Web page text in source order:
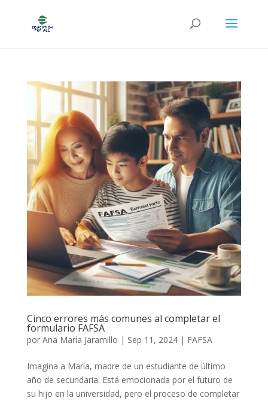
Cinco errores más comunes al completar el
formulario FAFSA
por Ana María Jaramillo | Sep 11, 2024| FAFSA
Imagina a María, madre de un estudiante de último
año de secundaria. Está emocionada por el futuro de
su hijo en la universidad, pero el proceso de completar